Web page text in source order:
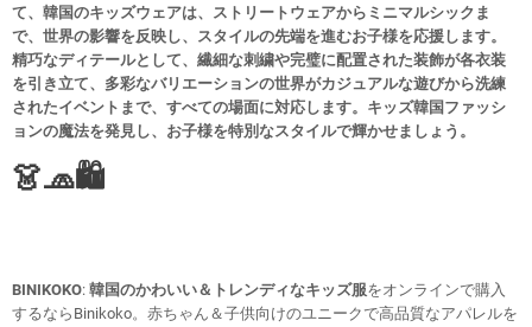
て、 韓国のキッズウェアは、ストリートウェアからミニマルシックま
で、世界の影響を反映し、スタイルの先端を進むお子様を応援します。
精巧なディテールとして、繊細な刺繍や完璧に配置された装飾が各衣装
を引き立て、 多彩なバリエーションの世界がカジュアルな遊びから洗練
されたイベントまで、すべての場面に対応します。 キッズ韓国ファッシ
ョンの魔法を発見し、お子様を特別なスタイルで輝かせましょう。
👗🧢🛍️
BINIKOKO: 韓国のかわいい＆トレンディなキッズ服をオンラインで購入
するならBinikoko。赤ちゃん＆子供向けのユニークで高品質なアパレルを